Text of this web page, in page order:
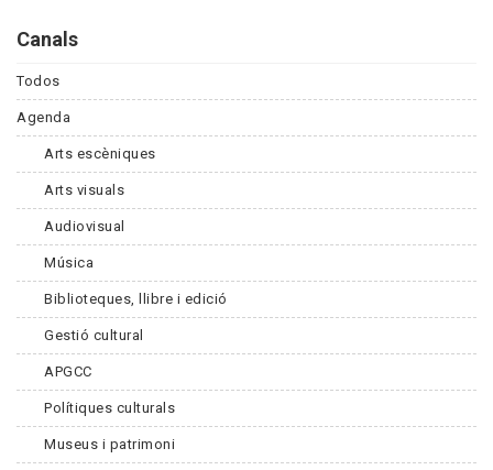
Canals
Todos
Agenda
Arts escèniques
Arts visuals
Audiovisual
Música
Biblioteques, llibre i edició
Gestió cultural
APGCC
Polítiques culturals
Museus i patrimoni